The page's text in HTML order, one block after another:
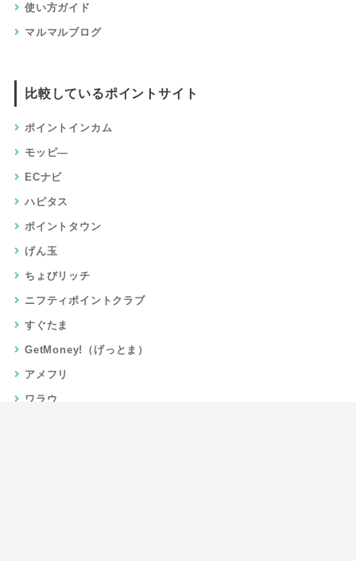
使い方ガイド
マルマルブログ
比較しているポイントサイト
ポイントインカム
モッピ―
ECナビ
ハピタス
ポイントタウン
げん玉
ちょびリッチ
ニフティポイントクラブ
すぐたま
GetMoney!（げっとま）
アメフリ
ワラウ